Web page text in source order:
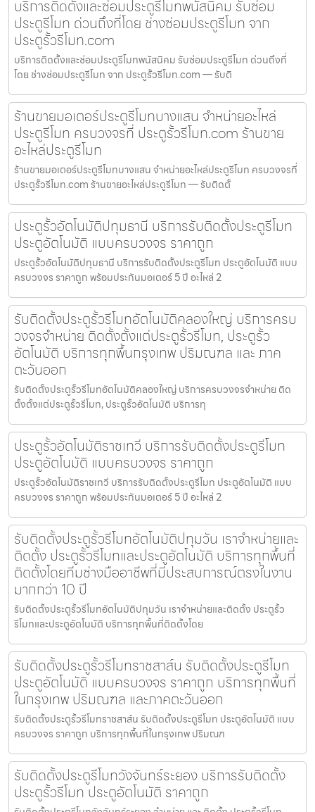
บริการติดตั้งและซ่อมประตูรีโมทพนัสนิคม รับซ่อม
ประตูรีโมท ด่วนถึงที่โดย ช่างซ่อมประตูรีโมท จาก
ประตูรั้วรีโมท.com
บริการติดตั้งและซ่อมประตูรีโมทพนัสนิคม รับซ่อมประตูรีโมท ด่วนถึงที่
โดย ช่างซ่อมประตูรีโมท จาก ประตูรั้วรีโมท.com — รับติ
ร้านขายมอเตอร์ประตูรีโมทบางแสน จำหน่ายอะไหล่
ประตูรีโมท ครบวงจรที่ ประตูรั้วรีโมท.com ร้านขาย
อะไหล่ประตูรีโมท
ร้านขายมอเตอร์ประตูรีโมทบางแสน จำหน่ายอะไหล่ประตูรีโมท ครบวงจรที่
ประตูรั้วรีโมท.com ร้านขายอะไหล่ประตูรีโมท — รับติดตั้
ประตูรั้วอัตโนมัติปทุมธานี บริการรับติดตั้งประตูรีโมท
ประตูอัตโนมัติ แบบครบวงจร ราคาถูก
ประตูรั้วอัตโนมัติปทุมธานี บริการรับติดตั้งประตูรีโมท ประตูอัตโนมัติ แบบ
ครบวงจร ราคาถูก พร้อมประกันมอเตอร์ 5 ปี อะไหล่ 2
รับติดตั้งประตูรั้วรีโมทอัตโนมัติคลองใหญ่ บริการครบ
วงจรจำหน่าย ติดตั้งตั้งแต่ประตูรั้วรีโมท, ประตูรั้ว
อัตโนมัติ บริการทุกพื้นกรุงเทพ ปริมณฑล และ ภาค
ตะวันออก
รับติดตั้งประตูรั้วรีโมทอัตโนมัติคลองใหญ่ บริการครบวงจรจำหน่าย ติด
ตั้งตั้งแต่ประตูรั้วรีโมท, ประตูรั้วอัตโนมัติ บริการทุ
ประตูรั้วอัตโนมัติราชเทวี บริการรับติดตั้งประตูรีโมท
ประตูอัตโนมัติ แบบครบวงจร ราคาถูก
ประตูรั้วอัตโนมัติราชเทวี บริการรับติดตั้งประตูรีโมท ประตูอัตโนมัติ แบบ
ครบวงจร ราคาถูก พร้อมประกันมอเตอร์ 5 ปี อะไหล่ 2
รับติดตั้งประตูรั้วรีโมทอัตโนมัติปทุมวัน เราจำหน่ายและ
ติดตั้ง ประตูรั้วรีโมทและประตูอัตโนมัติ บริการทุกพื้นที่
ติดตั้งโดยทีมช่างมืออาชีพที่มีประสบการณ์ตรงในงาน
มากกว่า 10 ปี
รับติดตั้งประตูรั้วรีโมทอัตโนมัติปทุมวัน เราจำหน่ายและติดตั้ง ประตูรั้ว
รีโมทและประตูอัตโนมัติ บริการทุกพื้นที่ติดตั้งโดย
รับติดตั้งประตูรั้วรีโมทราชสาส์น รับติดตั้งประตูรีโมท
ประตูอัตโนมัติ แบบครบวงจร ราคาถูก บริการทุกพื้นที่
ในกรุงเทพ ปริมณฑล และภาคตะวันออก
รับติดตั้งประตูรั้วรีโมทราชสาส์น รับติดตั้งประตูรีโมท ประตูอัตโนมัติ แบบ
ครบวงจร ราคาถูก บริการทุกพื้นที่ในกรุงเทพ ปริมณฑ
รับติดตั้งประตูรีโมทวังจันทร์ระยอง บริการรับติดตั้ง
ประตูรั้วรีโมท ประตูอัตโนมัติ ราคาถูก